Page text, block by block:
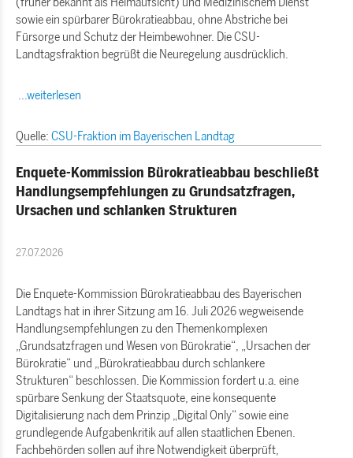
sowie ein spürbarer Bürokratieabbau, ohne Abstriche bei
Fürsorge und Schutz der Heimbewohner. Die CSU-
Landtagsfraktion begrüßt die Neuregelung ausdrücklich.
...weiterlesen
Quelle: CSU-Fraktion im Bayerischen Landtag
Enquete-Kommission Bürokratieabbau beschließt
Handlungsempfehlungen zu Grundsatzfragen,
Ursachen und schlanken Strukturen
27.07.2026
Die Enquete-Kommission Bürokratieabbau des Bayerischen
Landtags hat in ihrer Sitzung am 16. Juli 2026 wegweisende
Handlungsempfehlungen zu den Themenkomplexen
Grundsatzfragen und Wesen von Bürokratie“, „Ursachen der
Bürokratie“ und „Bürokratieabbau durch schlankere
Strukturen“ beschlossen. Die Kommission fordert u.a. eine
spürbare Senkung der Staatsquote, eine konsequente
Digitalisierung nach dem Prinzip „Digital Only“ sowie eine
grundlegende Aufgabenkritik auf allen staatlichen Ebenen.
Fachbehörden sollen auf ihre Notwendigkeit überprüft,